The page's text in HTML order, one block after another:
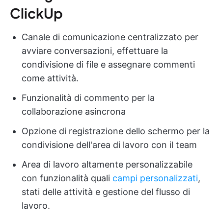
ClickUp
Canale di comunicazione centralizzato per
avviare conversazioni, effettuare la
condivisione di file e assegnare commenti
come attività.
Funzionalità di commento per la
collaborazione asincrona
Opzione di registrazione dello schermo per la
condivisione dell'area di lavoro con il team
Area di lavoro altamente personalizzabile
con funzionalità quali campi personalizzati,
stati delle attività e gestione del flusso di
lavoro.